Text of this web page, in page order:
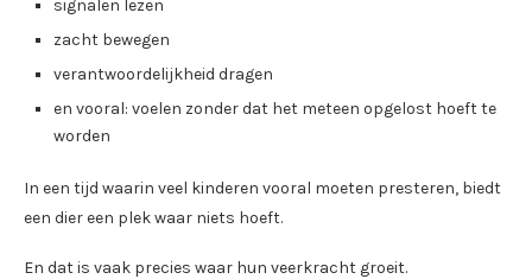
signalen lezen
zacht bewegen
verantwoordelijkheid dragen
en vooral: voelen zonder dat het meteen opgelost hoeft te
worden
In een tijd waarin veel kinderen vooral moeten presteren, biedt
een dier een plek waar niets hoeft.
En dat is vaak precies waar hun veerkracht groeit.